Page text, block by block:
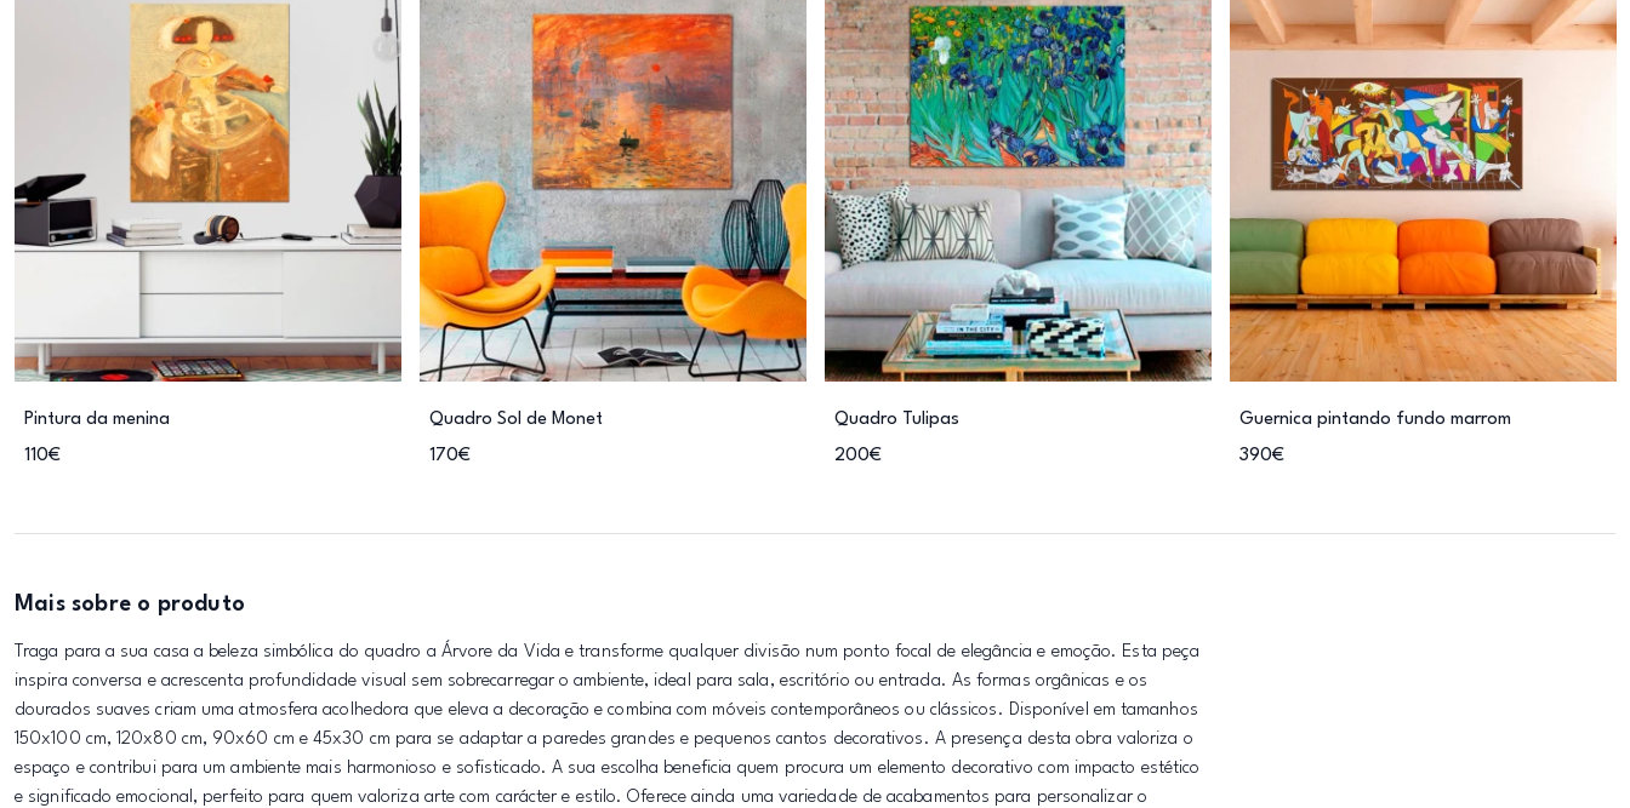
Pintura da menina
110€
Quadro Sol de Monet
170€
Quadro Tulipas
200€
Guernica pintando fundo marrom
390€
Mais sobre o produto
Traga para a sua casa a beleza simbólica do quadro a Árvore da Vida e transforme qualquer divisão num ponto focal de elegância e emoção. Esta peça
inspira conversa e acrescenta profundidade visual sem sobrecarregar o ambiente, ideal para sala, escritório ou entrada. As formas orgânicas e os
dourados suaves criam uma atmosfera acolhedora que eleva a decoração e combina com móveis contemporâneos ou clássicos. Disponível em tamanhos
150x100 cm, 120x80 cm, 90x60 cm e 45x30 cm para se adaptar a paredes grandes e pequenos cantos decorativos. A presença desta obra valoriza o
espaço e contribui para um ambiente mais harmonioso e sofisticado. A sua escolha beneficia quem procura um elemento decorativo com impacto estético
e significado emocional, perfeito para quem valoriza arte com carácter e estilo. Oferece ainda uma variedade de acabamentos para personalizar o